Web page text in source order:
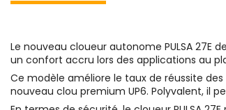
Le nouveau cloueur autonome PULSA
un confort accru lors des applications au
Ce modèle améliore le taux de réussite
nouveau clou premium UP6. Polyvalent, il